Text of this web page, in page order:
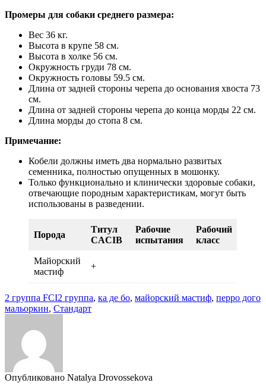
Промеры для собаки среднего размера:
Вес 36 кг.
Высота в крупе 58 см.
Высота в холке 56 см.
Окружность груди 78 см.
Окружность головы 59.5 см.
Длина от задней стороны черепа до основания хвоста 73
см.
Длина от задней стороны черепа до конца морды 22 см.
Длина морды до стопа 8 см.
Примечание:
Кобели должны иметь два нормально развитых
семенника, полностью опущенных в мошонку.
Только функционально и клинически здоровые собаки,
отвечающие породным характеристикам, могут быть
использованы в разведении.
Порода
Титул
CACIB
Рабочие
испытания
Рабочий
класс
Майорский
мастиф
+
2 группа FCI2 группа, ка де бо, майорский мастиф, перро дого
мальоркин, Стандарт
Опубликовано Natalya Drovossekova